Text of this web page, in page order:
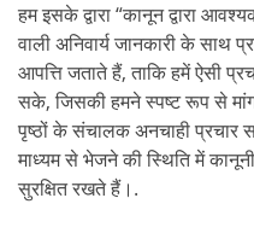
हम इसके द्वारा “कानून द्वारा
वाली अनिवार्य जानकारी के साथ
आपत्ति जताते हैं, ताकि हमें ऐसी
सके, जिसकी हमने स्पष्ट रूप से
पृष्ठों के संचालक अनचाही प्रचार
माध्यम से भेजने की स्थिति में
सुरक्षित रखते हैं।.